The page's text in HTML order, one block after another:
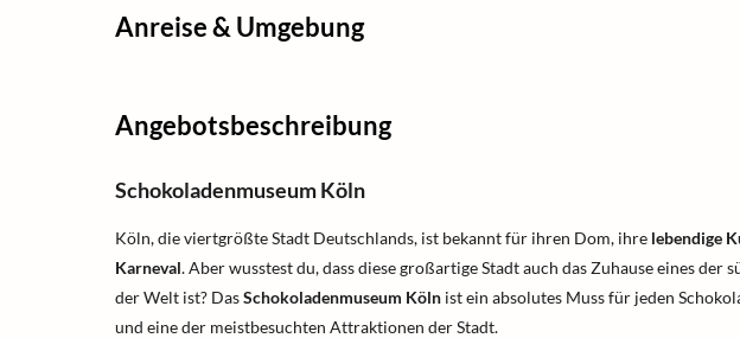
Anreise & Umgebung
Angebotsbeschreibung
Schokoladenmuseum Köln
Köln, die viertgrößte Stadt Deutschlands, ist bekannt für ihren Dom, ihre lebendige
Karneval. Aber wusstest du, dass diese großartige Stadt auch das Zuhause eines der
der Welt ist? DasSchokoladenmuseum Köln ist ein absolutes Muss für jeden
und eine der meistbesuchten Attraktionen der Stadt.